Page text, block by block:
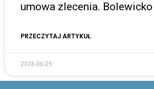
umowa zlecenia. Bolewicko
PRZECZYTAJ ARTYKUŁ
2026-06-29